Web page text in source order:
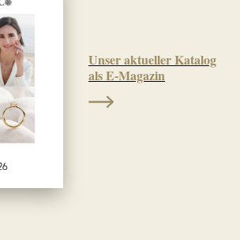
Unser aktueller Katalog
als E-Magazin